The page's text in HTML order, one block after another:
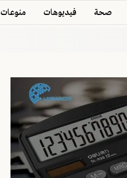
صحة فيديوهات منوعات